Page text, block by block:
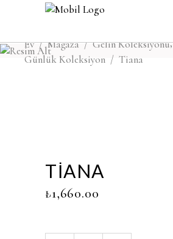
Ev/Mağaza/Gelin Koleksiyonu,
Günlük Koleksiyon / Tiana
TIANA
₺1,660.00